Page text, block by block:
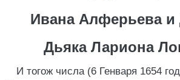
Ивана Алферьева и
Дьяка Лариона
И тогож числа (6 Генваря 1654